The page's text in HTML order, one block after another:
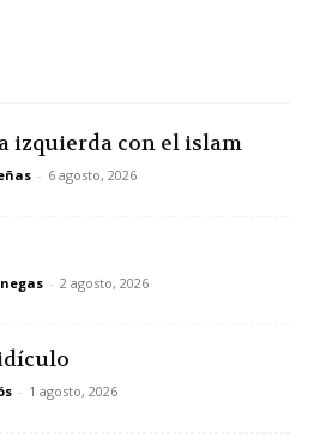
izquierda con el islam
- 6 agosto, 2026
- 2 agosto, 2026
- 1 agosto, 2026